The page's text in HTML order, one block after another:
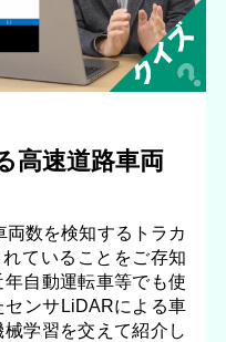
高速道路車両
数を検知するトラカ
ていることをご存知
自動運転車等でも使
ンサLiDARによる車
学習を交えて紹介し